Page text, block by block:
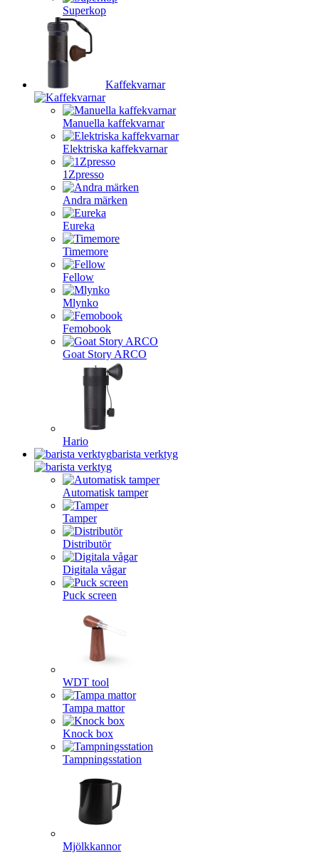
Superkop
Kaffekvarnar
Manuella kaffekvarnar
Elektriska kaffekvarnar
1Zpresso
Andra märken
Eureka
Timemore
Fellow
Mlynko
Femobook
Goat Story ARCO
Hario
barista verktyg
Automatisk tamper
Tamper
Distributör
Digitala vågar
Puck screen
WDT tool
Tampa mattor
Knock box
Tampningsstation
Mjölkkannor